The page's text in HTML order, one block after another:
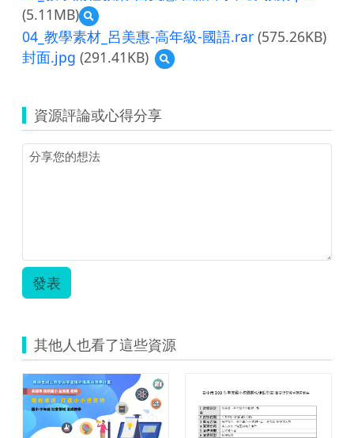
呂
惠-
國
級.zip
(5.11MB)
預
覽
03_
教
程
教
案-
呂
美
04_教學素材_呂美惠-高年級-國語.rar (575.26KB)
封面.jpg (291.41KB)
預
覽
資源評論或心得分享
發表
其他人也看了這些資源